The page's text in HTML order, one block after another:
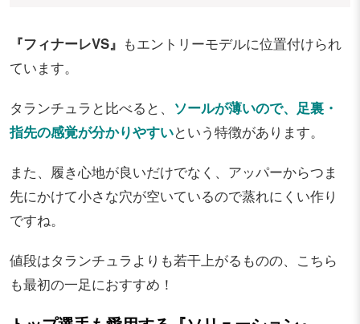
『フィナーレVS』 もエントリーモデルに位置付けられ
ています。
タランチュラと比べると、 ソールが薄いので、足裏・
指先の感覚が分かりやすいという特徴があります。
また、履き心地が良いだけでなく、アッパーからつま
先にかけて小さな穴が空いているので蒸れにくい作り
ですね。
値段はタランチュラよりも若干上がるものの、こちら
も最初の一足におすすめ！